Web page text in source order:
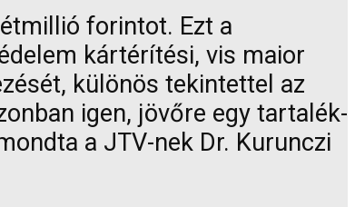
forintot. Ezt a
kártérítési, vis maior
különös tekintettel az
igen, jövőre egy tartalék-
a JTV-nek Dr. Kurunczi